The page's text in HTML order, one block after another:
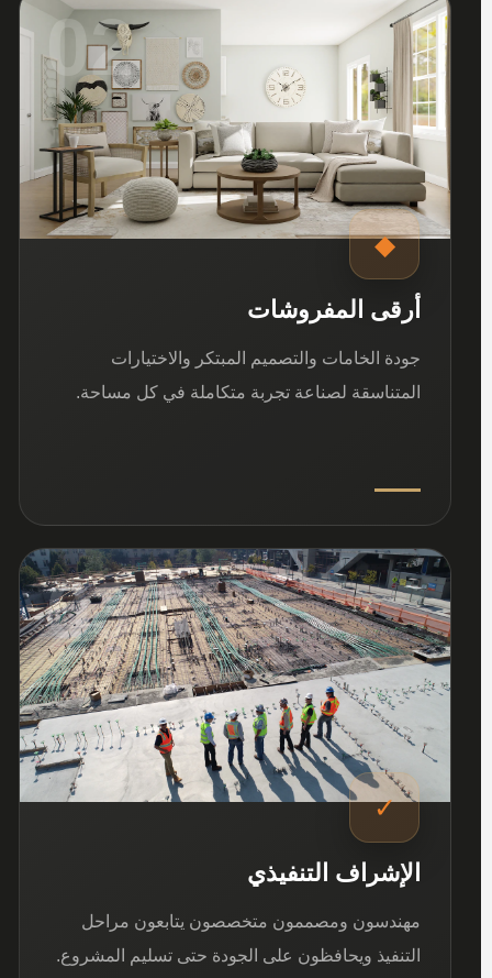
02
◆
أرقى المفروشات
جودة الخامات والتصميم المبتكر والاختيارات
المتناسقة لصناعة تجربة متكاملة في كل مساحة.
03
✓
الإشراف التنفيذي
مهندسون ومصممون متخصصون يتابعون مراحل
التنفيذ ويحافظون على الجودة حتى تسليم المشروع.